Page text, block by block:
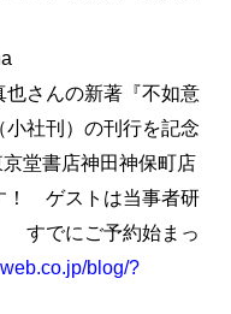
さんの新著『不如意
社刊）の刊行を記念
堂書店神田神保町店
！ ゲストは当事者研
すでにご予約始まっ
blog/?